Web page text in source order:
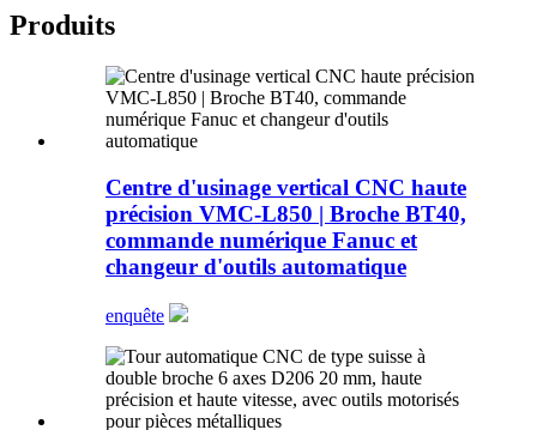
Produits
Centre d'usinage vertical CNC haute
précision VMC-L850 | Broche BT40,
commande numérique Fanuc et
changeur d'outils automatique
enquête